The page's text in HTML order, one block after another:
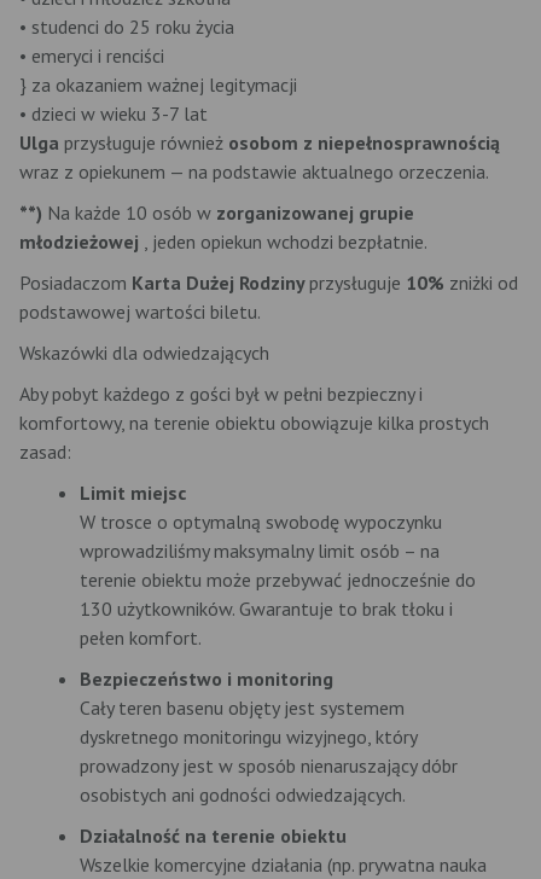
• studenci do 25 roku życia
• emeryci i renciści
} za okazaniem ważnej legitymacji
• dzieci w wieku 3-7 lat
Ulga przysługuje również osobom z niepełnosprawnością
wraz z opiekunem — na podstawie aktualnego orzeczenia.
**) Na każde 10 osób w zorganizowanej grupie
młodzieżowej , jeden opiekun wchodzi bezpłatnie.
Posiadaczom Karta Dużej Rodzinyprzysługuje 10% zniżki od
podstawowej wartości biletu.
Wskazówki dla odwiedzających
Aby pobyt każdego z gości był w pełni bezpieczny i
komfortowy, na terenie obiektu obowiązuje kilka prostych
zasad:
Limit miejsc
W trosce o optymalną swobodę wypoczynku
wprowadziliśmy maksymalny limit osób – na
terenie obiektu może przebywać jednocześnie do
130 użytkowników. Gwarantuje to brak tłoku i
pełen komfort.
Bezpieczeństwo i monitoring
Cały teren basenu objęty jest systemem
dyskretnego monitoringu wizyjnego, który
prowadzony jest w sposób nienaruszający dóbr
osobistych ani godności odwiedzających.
Działalność na terenie obiektu
Wszelkie komercyjne działania (np. prywatna nauka